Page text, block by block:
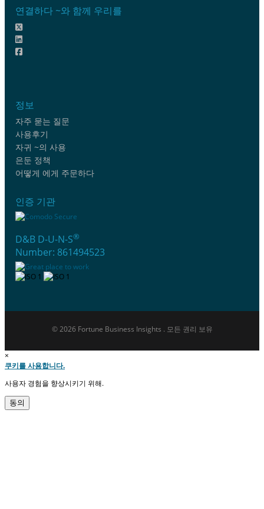
연결하다 ~와 함께 우리를
정보
자주 묻는 질문
사용후기
자귀 ~의 사용
은둔 정책
어떻게 에게 주문하다
인증 기관
D&B D-U-N-S®
Number: 861494523
© 2026 Fortune Business Insights . 모든 권리 보유
×
쿠키를 사용합니다.
사용자 경험을 향상시키기 위해.
동의